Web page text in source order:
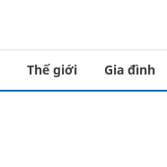
Thế giới Gia đình